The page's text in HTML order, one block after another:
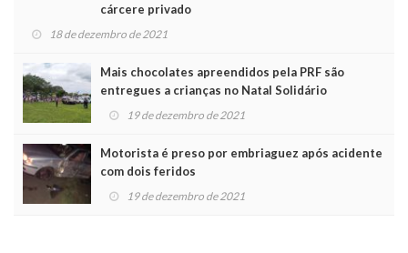
cárcere privado
18 de dezembro de 2021
Mais chocolates apreendidos pela PRF são
entregues a crianças no Natal Solidário
19 de dezembro de 2021
Motorista é preso por embriaguez após acidente
com dois feridos
19 de dezembro de 2021